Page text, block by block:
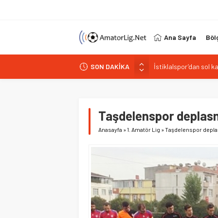
Ana Sayfa
SON DAKİKA
Paşabahçespor’da
İstanbul Gençlerbirliği
Kuzeyin Kaplanları
İstiklalspor’dan sol
Taşdelenspor
Anasayfa »1. Amatör Lig »Taşdelenspor